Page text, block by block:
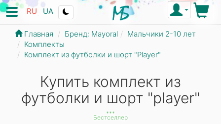
RU UA
Главная Бренд: Mayoral
Мальчики 2-10 лет
Комплекты
Комплект из футболки и шорт "Player"
Купить комплект из
футболки и шорт "player"
***
Бестселлер